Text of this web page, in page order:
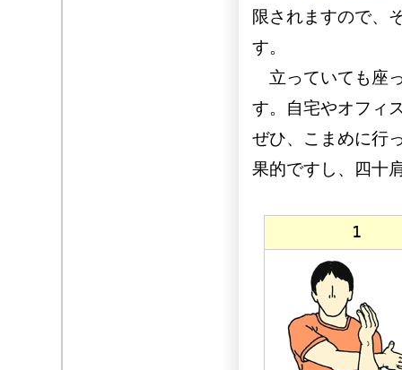
限されますので、
す。
立っていても座
す。自宅やオフィ
ぜひ、こまめに行
果的ですし、四十
1